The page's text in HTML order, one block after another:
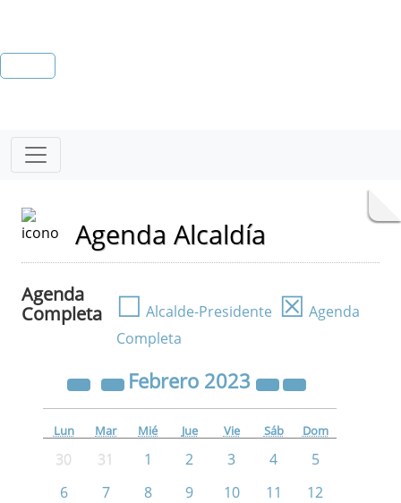
Agenda Alcaldía
Agenda
Completa
☐ Alcalde-Presidente ☒ Agenda
Completa
Febrero 2023
Lun Mar Mié Jue Vie Sáb Dom
30 31 1 2 3 4
5
6
7 8 9 10 11
12